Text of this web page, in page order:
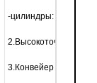
-цилиндры: 3
2.Высокоточные
3.Конвейер